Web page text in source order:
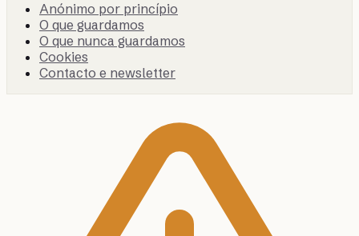
Anónimo por princípio
O que guardamos
O que nunca guardamos
Cookies
Contacto e newsletter